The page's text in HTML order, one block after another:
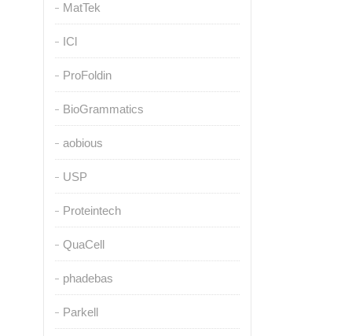
MatTek
ICl
ProFoldin
BioGrammatics
aobious
USP
Proteintech
QuaCell
phadebas
Parkell